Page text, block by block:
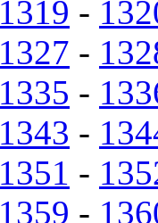
1319 -
1327 -
1335 -
1343 -
1351 -
1359 -